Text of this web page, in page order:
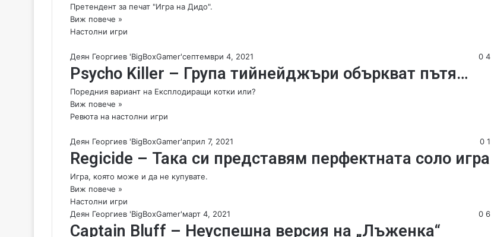
Претендент за печат "Игра на Дидо".
Виж повече »
Настолни игри
Деян Георгиев 'BigBoxGamer'септември 4, 2021 0 4
Psycho Killer – Група тийнейджъри объркват пътя…
Поредния вариант на Експлодиращи котки или?
Виж повече »
Ревюта на настолни игри
Деян Георгиев 'BigBoxGamer'април 7, 2021 0 1
Regicide – Така си представям перфектната соло игра
Игра, която може и да не купувате.
Виж повече »
Настолни игри
Деян Георгиев 'BigBoxGamer'март 4, 2021 0 6
Captain Bluff – Неуспешна версия на „Лъженка“